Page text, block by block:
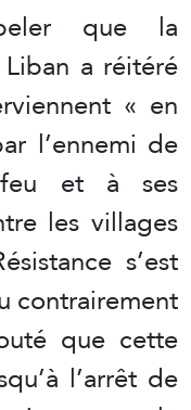
que la
a réitéré
« en
l’ennemi de
feu et à ses
les villages
s’est
contrairement
que cette
l’arrêt de